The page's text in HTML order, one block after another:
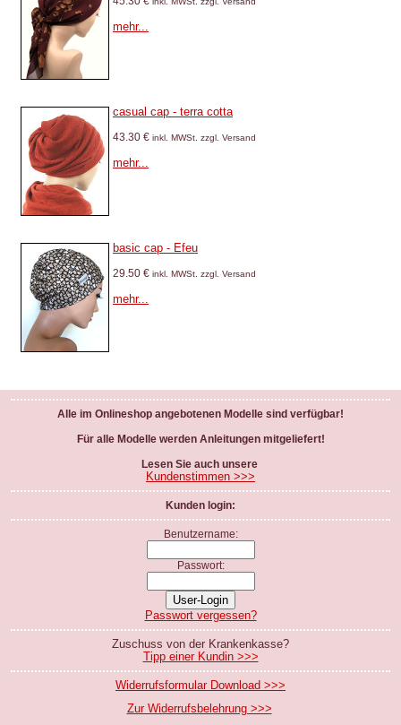
mehr...
casual cap - terra cotta
43.30 € inkl. MWSt. zzgl. Versand
mehr...
basic cap - Efeu
29.50 € inkl. MWSt. zzgl. Versand
mehr...
Alle im Onlineshop angebotenen Modelle sind verfügbar!
Für alle Modelle werden Anleitungen mitgeliefert!
Lesen Sie auch unsere
Kundenstimmen >>>
Kunden login:
Benutzername:
Passwort:
Passwort vergessen?
Zuschuss von der Krankenkasse?
Tipp einer Kundin >>>
Widerrufsformular Download >>>
Zur Widerrufsbelehrung >>>